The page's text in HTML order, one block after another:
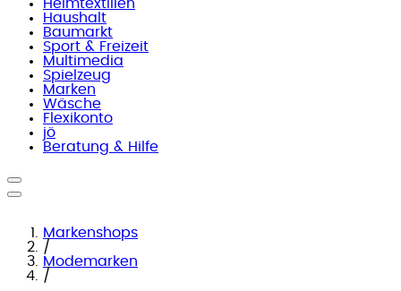
Heimtextilien
Haushalt
Baumarkt
Sport & Freizeit
Multimedia
Spielzeug
Marken
Wäsche
Flexikonto
jö
Beratung & Hilfe
Markenshops
/
Modemarken
/